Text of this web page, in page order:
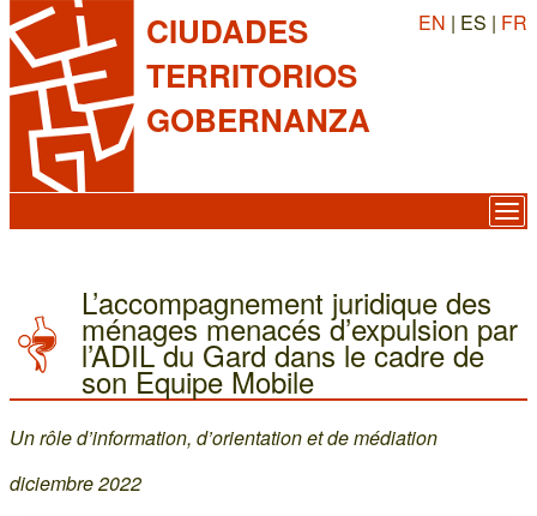
CIUDADES
TERRITORIOS
GOBERNANZA
EN | ES | FR
L’accompagnement juridique des
ménages menacés d’expulsion par
l’ADIL du Gard dans le cadre de
son Equipe Mobile
Un rôle d’information, d’orientation et de médiation
diciembre 2022